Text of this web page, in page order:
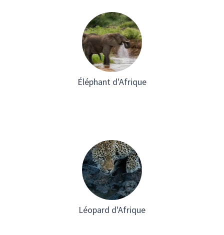
Éléphant d'Afrique
Léopard d'Afrique